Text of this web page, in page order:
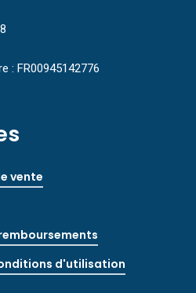
: FR00945142776
vente
d'utilisation